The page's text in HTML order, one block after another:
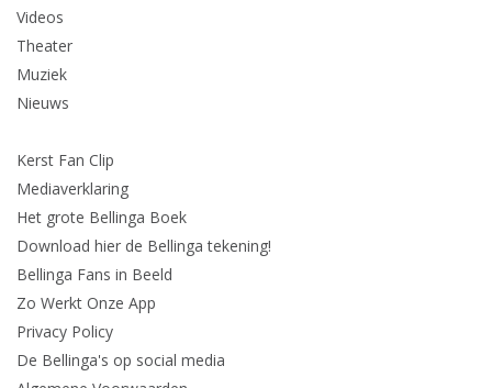
Videos
Theater
Muziek
Nieuws
Kerst Fan Clip
Mediaverklaring
Het grote Bellinga Boek
Download hier de Bellinga tekening!
Bellinga Fans in Beeld
Zo Werkt Onze App
Privacy Policy
De Bellinga's op social media